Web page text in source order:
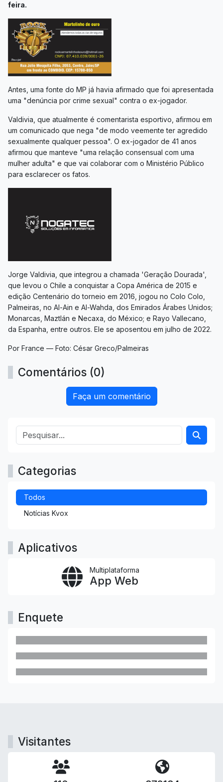
feira.
Antes, uma fonte do MP já havia afirmado que foi apresentada
uma "denúncia por crime sexual" contra o ex-jogador.
Valdivia, que atualmente é comentarista esportivo, afirmou em
um comunicado que nega "de modo veemente ter agredido
sexualmente qualquer pessoa". O ex-jogador de 41 anos
afirmou que manteve "uma relação consensual com uma
mulher adulta" e que vai colaborar com o Ministério Público
para esclarecer os fatos.
Jorge Valdivia, que integrou a chamada 'Geração Dourada',
que levou o Chile a conquistar a Copa América de 2015 e
edição Centenário do torneio em 2016, jogou no Colo Colo,
Palmeiras, no Al-Ain e Al-Wahda, dos Emirados Árabes Unidos;
Monarcas, Maztlán e Necaxa, do México; e Rayo Vallecano,
da Espanha, entre outros. Ele se aposentou em julho de 2022.
Por France — Foto: César Greco/Palmeiras
Comentários (0)
Faça um comentário
Categorias
Todos
Notícias Kvox
Aplicativos
Multiplataforma
App Web
Enquete
Visitantes